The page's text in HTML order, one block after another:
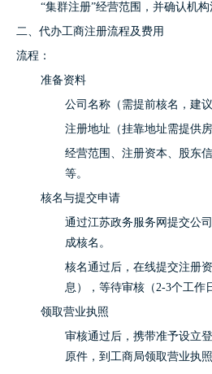
“集群注册”经营范围，并确认机
二、代办工商注册流程及费用
流程：
准备资料
公司名称（需提前核名，建
注册地址（挂靠地址需提供
经营范围、注册资本、股东
等。
核名与提交申请
通过江苏政务服务网提交公
成核名。
核名通过后，在线提交注册
息），等待审核（2-3个工作
领取营业执照
审核通过后，携带准予设立
原件，到工商局领取营业执